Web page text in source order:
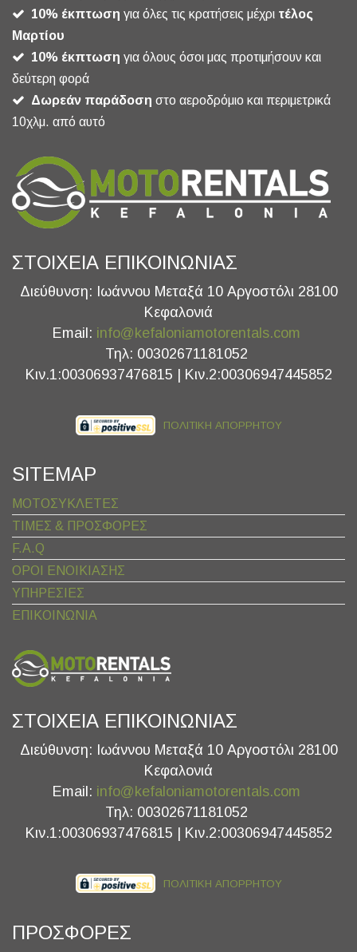
10% έκπτωση για όλες τις κρατήσεις μέχρι τέλος
Μαρτίου
10% έκπτωση για όλους όσοι μας προτιμήσουν και
δεύτερη φορά
Δωρεάν παράδοση στο αεροδρόμιο και περιμετρικά
10χλμ. από αυτό
ΣΤΟΙΧΕΙΑ ΕΠΙΚΟΙΝΩΝΙΑΣ
Διεύθυνση: Ιωάννου Μεταξά 10 Αργοστόλι 28100
Κεφαλονιά
Email: info@kefaloniamotorentals.com
Τηλ: 00302671181052
Κιν.1:00306937476815 | Κιν.2:00306947445852
ΠΟΛΙΤΙΚΗ ΑΠΟΡΡΗΤΟΥ
SITEMAP
ΜΟΤΟΣΥΚΛΕΤΕΣ
ΤΙΜΕΣ & ΠΡΟΣΦOΡΕΣ
F.A.Q
ΟΡΟΙ ΕΝΟΙΚΙΑΣΗΣ
ΥΠΗΡΕΣΙΕΣ
ΕΠΙΚΟΙΝΩΝΙΑ
ΣΤΟΙΧΕΙΑ ΕΠΙΚΟΙΝΩΝΙΑΣ
Διεύθυνση: Ιωάννου Μεταξά 10 Αργοστόλι 28100
Κεφαλονιά
Email: info@kefaloniamotorentals.com
Τηλ: 00302671181052
Κιν.1:00306937476815 | Κιν.2:00306947445852
ΠΟΛΙΤΙΚΗ ΑΠΟΡΡΗΤΟΥ
ΠΡΟΣΦΟΡΕΣ